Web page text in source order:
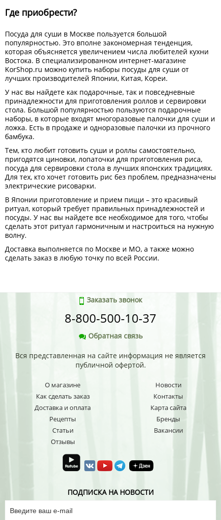
Где приобрести?
Посуда для суши в Москве пользуется большой
популярностью. Это вполне закономерная тенденция,
которая объясняется увеличением числа любителей кухни
Востока. В специализированном интернет-магазине
KorShop.ru можно купить наборы посуды для суши от
лучших производителей Японии, Китая, Кореи.
У нас вы найдете как подарочные, так и повседневные
принадлежности для приготовления роллов и сервировки
стола. Большой популярностью пользуются подарочные
наборы, в которые входят многоразовые палочки для суши и
ложка. Есть в продаже и одноразовые палочки из прочного
бамбука.
Тем, кто любит готовить суши и роллы самостоятельно,
пригодятся циновки, лопаточки для приготовления риса,
посуда для сервировки стола в лучших японских традициях.
Для тех, кто хочет готовить рис без проблем, предназначены
электрические рисоварки.
В Японии приготовление и прием пищи – это красивый
ритуал, который требует правильных принадлежностей и
посуды. У нас вы найдете все необходимое для того, чтобы
сделать этот ритуал гармоничным и настроиться на нужную
волну.
Доставка выполняется по Москве и МО, а также можно
сделать заказ в любую точку по всей России.
Заказать звонок
8-800-500-10-37
Обратная связь
Вся представленная на сайте информация не является
публичной офертой.
О магазине
Как сделать заказ
Доставка и оплата
Рецепты
Статьи
Отзывы
Новости
Контакты
Карта сайта
Бренды
Вакансии
ПОДПИСКА НА НОВОСТИ